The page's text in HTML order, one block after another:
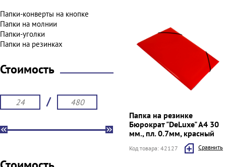
Папки-конверты на кнопке
Папки на молнии
Папки-уголки
Папки на резинках
Стоимость
/
Папка на резинке
Бюрократ "DeLuxe" A4 30
мм., пл. 0.7мм, красный
Код товара: 42127 Cравнить